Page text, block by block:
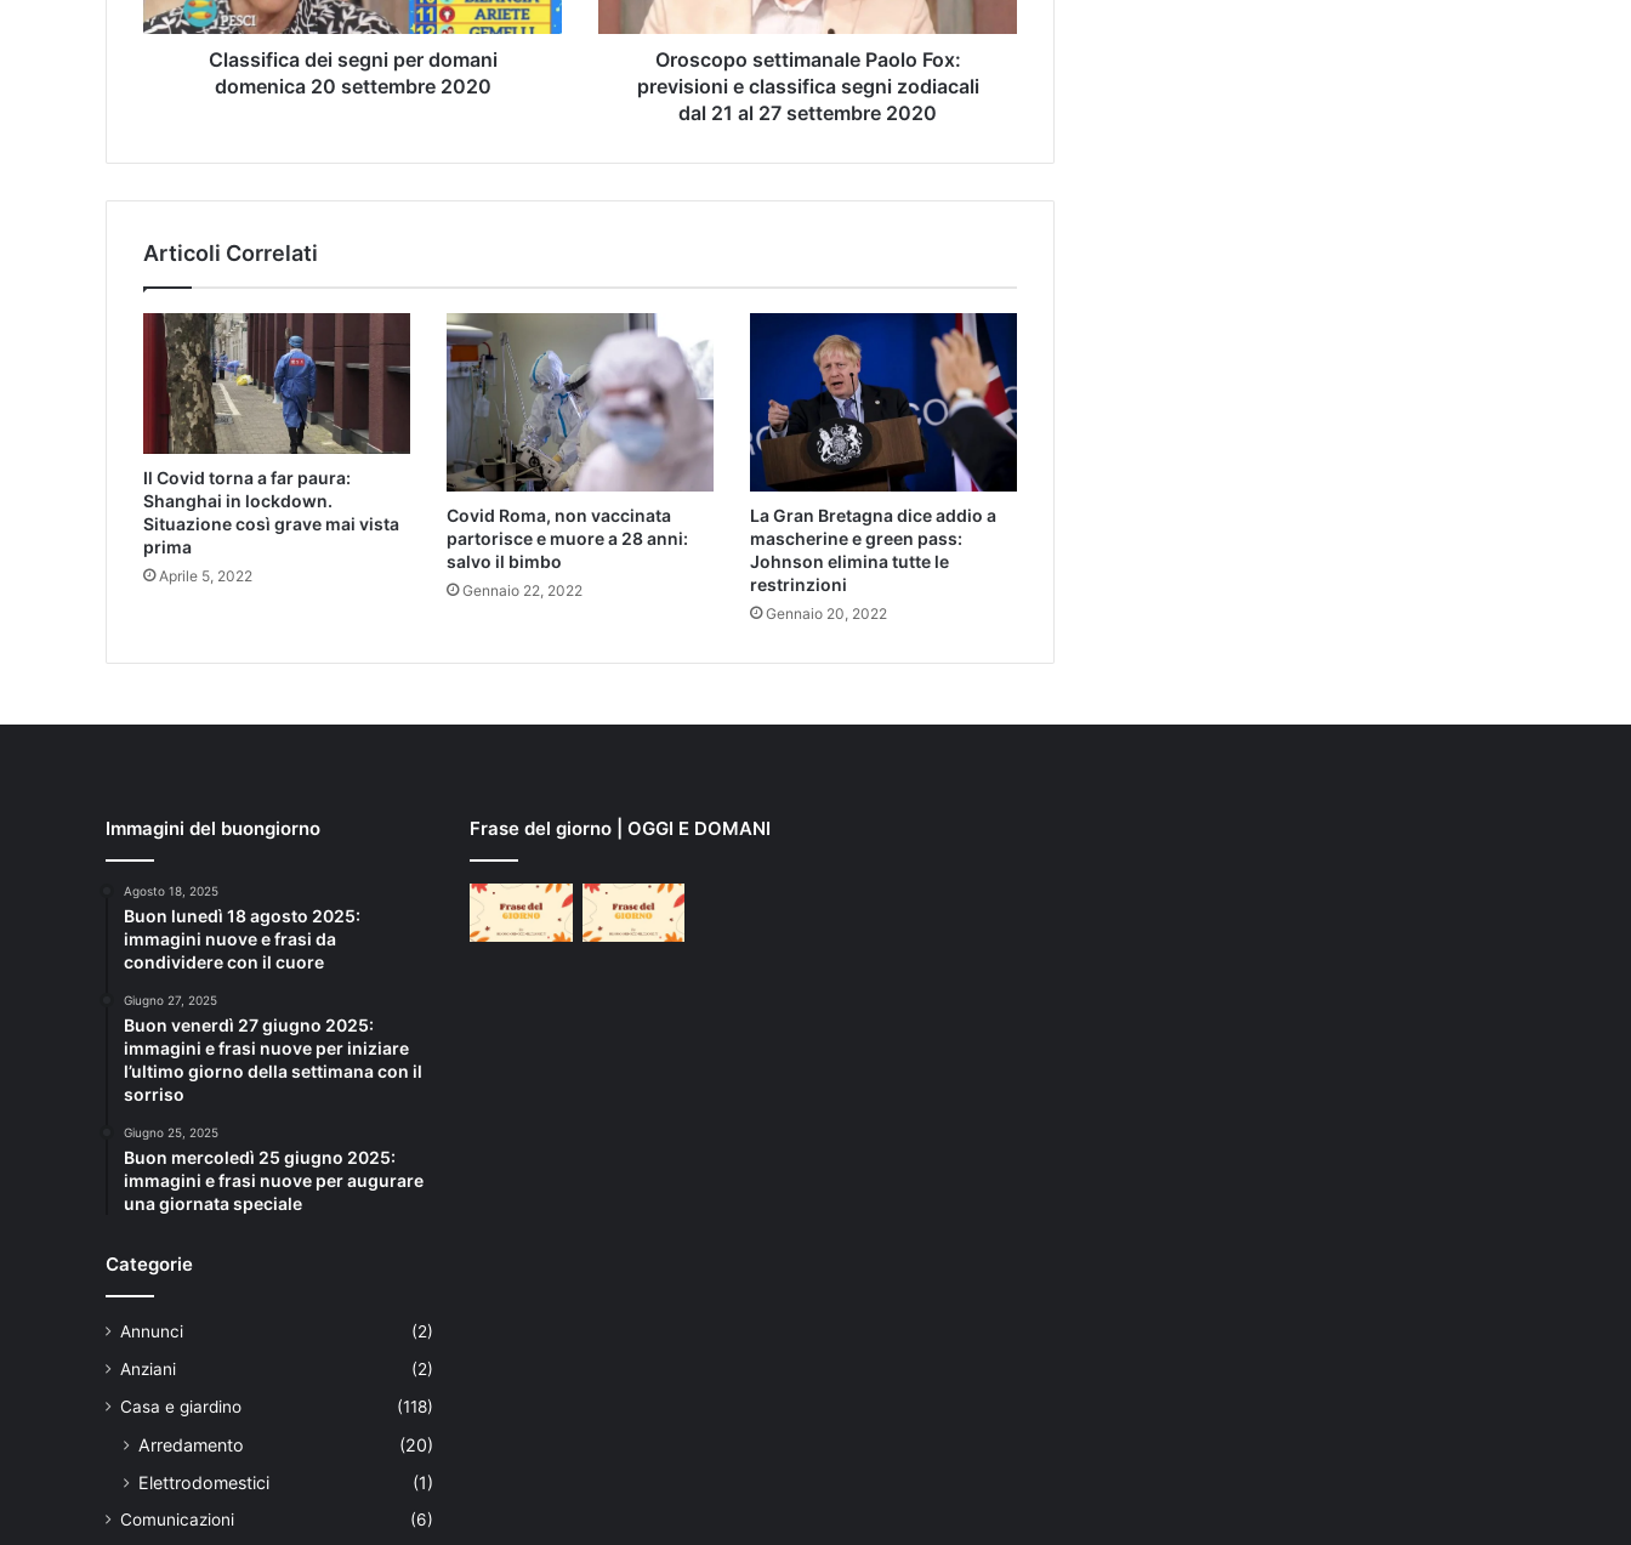
Classifica dei segni per domani
domenica 20 settembre 2020
Oroscopo settimanale Paolo Fox:
previsioni e classifica segni zodiacali
dal 21 al 27 settembre 2020
Articoli Correlati
Il Covid torna a far paura:
Shanghai in lockdown.
Situazione così grave mai vista
prima
Aprile 5, 2022
Covid Roma, non vaccinata
partorisce e muore a 28 anni:
salvo il bimbo
Gennaio 22, 2022
La Gran Bretagna dice addio a
mascherine e green pass:
Johnson elimina tutte le
restrinzioni
Gennaio 20, 2022
Immagini del buongiorno
Agosto 18, 2025
Buon lunedì 18 agosto 2025:
immagini nuove e frasi da
condividere con il cuore
Giugno 27, 2025
Buon venerdì 27 giugno 2025:
immagini e frasi nuove per iniziare
l’ultimo giorno della settimana con il
sorriso
Giugno 25, 2025
Buon mercoledì 25 giugno 2025:
immagini e frasi nuove per augurare
una giornata speciale
Categorie
Annunci
(2)
Anziani
(2)
Casa e giardino
(118)
Arredamento
(20)
Elettrodomestici
(1)
Comunicazioni (6)
Frase del giorno | OGGI E DOMANI